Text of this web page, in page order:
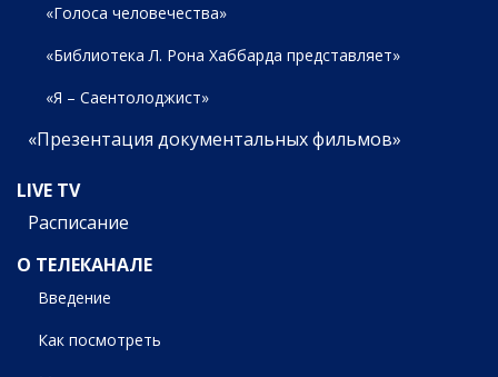
«Голоса человечества»
«Библиотека Л. Рона Хаббарда представляет»
«Я – Саентолоджист»
«Презентация документальных фильмов»
LIVE TV
Расписание
О ТЕЛЕКАНАЛЕ
Введение
Как посмотреть